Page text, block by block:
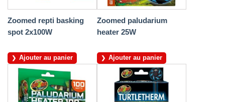
Zoomed repti basking
spot 2x100W
Ajouter au panier
Zoomed paludarium
heater 25W
Ajouter au panier